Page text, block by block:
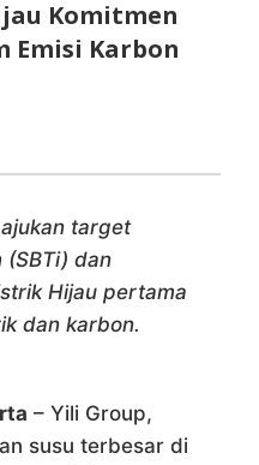
Komitmen
Emisi Karbon
target
(SBTi) dan
Hijau pertama
dan karbon.
– Yili Group,
susu terbesar di